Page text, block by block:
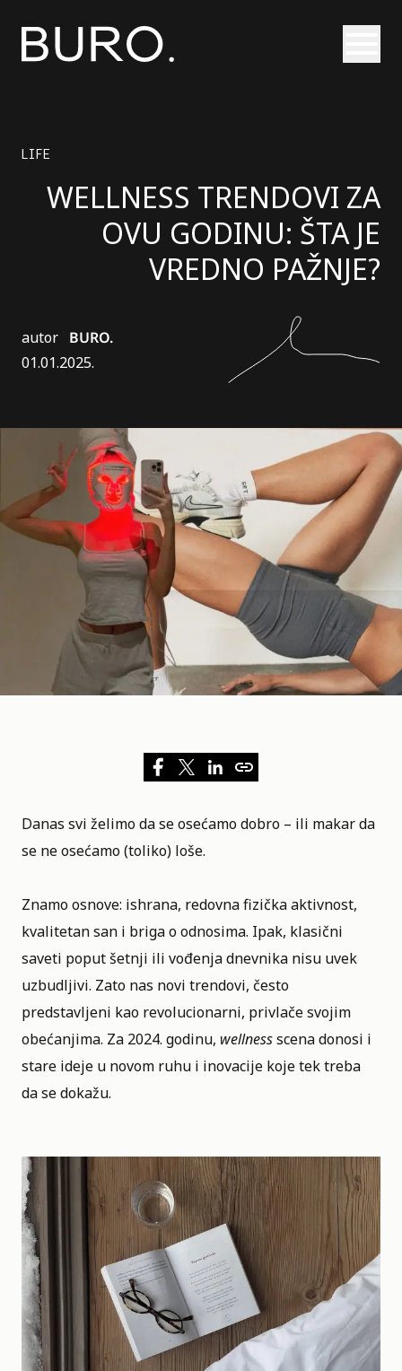
LIFE
WELLNESS TRENDOVI ZA
OVU GODINU: ŠTA JE
VREDNO PAŽNJE?
autor BURO.
01.01.2025.
Danas svi želimo da se osećamo dobro – ili makar da
se ne osećamo (toliko) loše.
Znamo osnove: ishrana, redovna fizička aktivnost,
kvalitetan san i briga o odnosima. Ipak, klasični
saveti poput šetnji ili vođenja dnevnika nisu uvek
uzbudljivi. Zato nas novi trendovi, često
predstavljeni kao revolucionarni, privlače svojim
obećanjima. Za 2024. godinu, wellnessscena donosi i
stare ideje u novom ruhu i inovacije koje tek treba
da se dokažu.